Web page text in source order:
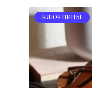
KЛЮЧНИЦЫ